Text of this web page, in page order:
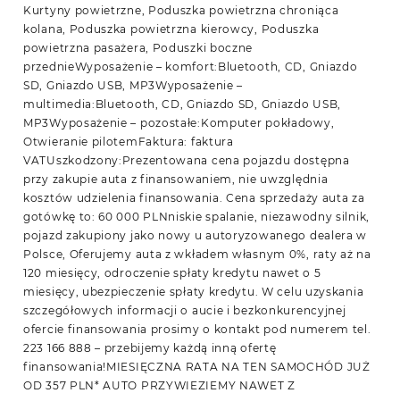
Kurtyny powietrzne, Poduszka powietrzna chroniąca
kolana, Poduszka powietrzna kierowcy, Poduszka
powietrzna pasażera, Poduszki boczne
przednieWyposażenie – komfort:Bluetooth, CD, Gniazdo
SD, Gniazdo USB, MP3Wyposażenie –
multimedia:Bluetooth, CD, Gniazdo SD, Gniazdo USB,
MP3Wyposażenie – pozostałe:Komputer pokładowy,
Otwieranie pilotemFaktura: faktura
VATUszkodzony:Prezentowana cena pojazdu dostępna
przy zakupie auta z finansowaniem, nie uwzględnia
kosztów udzielenia finansowania. Cena sprzedaży auta za
gotówkę to: 60 000 PLNniskie spalanie, niezawodny silnik,
pojazd zakupiony jako nowy u autoryzowanego dealera w
Polsce, Oferujemy auta z wkładem własnym 0%, raty aż na
120 miesięcy, odroczenie spłaty kredytu nawet o 5
miesięcy, ubezpieczenie spłaty kredytu. W celu uzyskania
szczegółowych informacji o aucie i bezkonkurencyjnej
ofercie finansowania prosimy o kontakt pod numerem tel.
223 166 888 – przebijemy każdą inną ofertę
finansowania!MIESIĘCZNA RATA NA TEN SAMOCHÓD JUŻ
OD 357 PLN* AUTO PRZYWIEZIEMY NAWET Z